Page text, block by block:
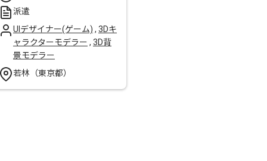
派遣
UIデザイナー(ゲーム) , 3Dキ
ャラクターモデラー , 3D背
景モデラー
若林（東京都）